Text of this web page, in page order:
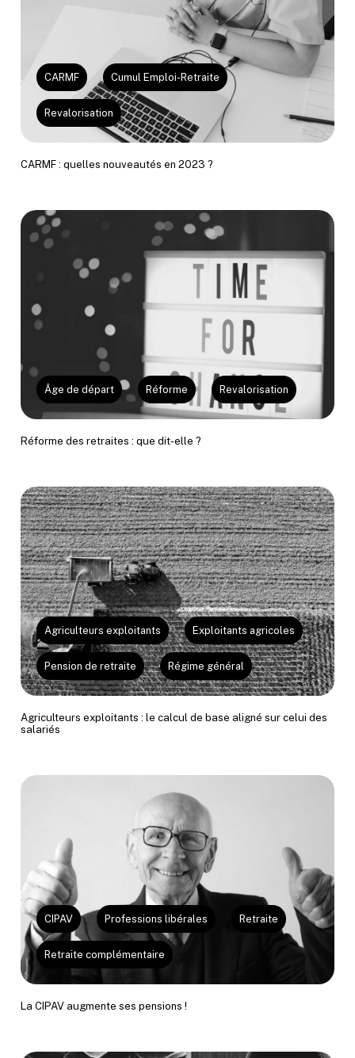
CARMF Cumul Emploi-Retraite
Revalorisation
CARMF : quelles nouveautés en 2023 ?
Âge de départ Réforme Revalorisation
Réforme des retraites : que dit-elle ?
Agriculteurs exploitants Exploitants agricoles
Pension de retraite Régime général
Agriculteurs exploitants : le calcul de base aligné sur celui des
salariés
CIPAV Professions libérales Retraite
Retraite complémentaire
La CIPAV augmente ses pensions !